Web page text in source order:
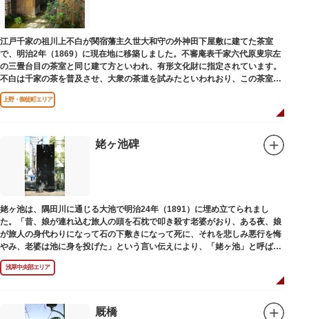
江戸千家の祖川上不白が関宿藩主久世大和守の外神田下屋敷に建てた茶室
で、明治2年（1869）に現在地に移築しました。不審庵表千家六代原叟宗左
の三畳台目の茶室と同じ建て方といわれ、有形文化財に指定されています。
不白は千家の茶を普及させ、大衆の茶道を試みたといわれおり、この茶室は
江戸千家を広める拠点となりました。
上野・御徒町エリア
姥ヶ池碑
姥ヶ池は、隅田川に通じる大池で明治24年（1891）に埋め立てられまし
た。「昔、娘が連れ込む旅人の頭を石枕で叩き殺す老婆がおり、ある夜、娘
が旅人の身代わりになって石の下敷きになって死に、それを悲しみ悪行を悔
やみ、老婆は池に身を投げた」という言い伝えにより、「姥ヶ池」と呼ばれ
ていました。その碑は花川戸公園内にあります。
浅草中央部エリア
厩橋